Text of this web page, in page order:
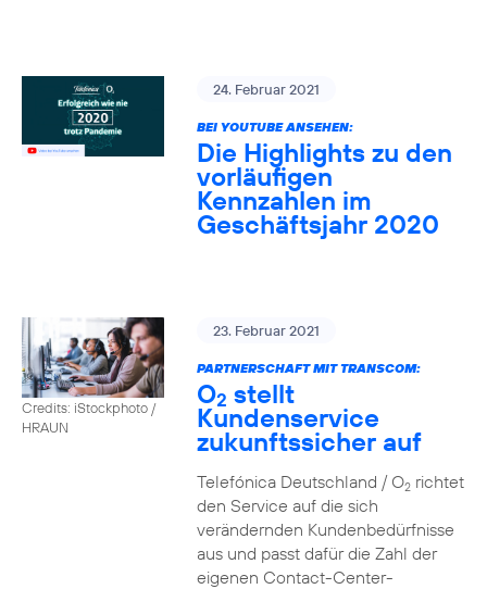
24. Februar 2021
BEI YOUTUBE ANSEHEN:
Die Highlights zu den
vorläufigen
Kennzahlen im
Geschäftsjahr 2020
Credits: iStockphoto /
HRAUN
23. Februar 2021
PARTNERSCHAFT MIT TRANSCOM:
O2 stellt
Kundenservice
zukunftssicher auf
Telefónica Deutschland / O2richtet
den Service auf die sich
verändernden Kundenbedürfnisse
aus und passt dafür die Zahl der
eigenen Contact-Center-